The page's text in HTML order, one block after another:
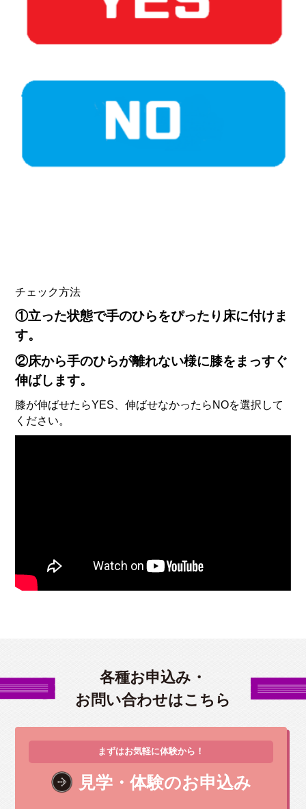
チェック方法
①立った状態で手のひらをぴったり床に付けま
す。
②床から手のひらが離れない様に膝をまっすぐ
伸ばします。
膝が伸ばせたらYES、伸ばせなかったらNOを選択して
ください。
各種お申込み・
お問い合わせはこちら
まずはお気軽に体験から！
見学・体験のお申込み